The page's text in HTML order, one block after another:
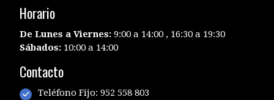
Horario
De Lunes a Viernes: 9:00 a 14:00 , 16:30 a 19:30
Sábados: 10:00 a 14:00
Contacto
Teléfono Fijo: 952 558 803